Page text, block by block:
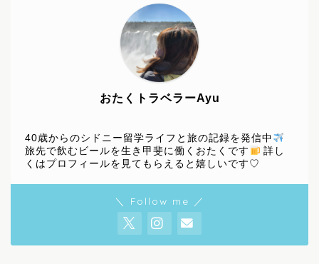
おたくトラベラーAyu
40歳からのシドニー留学ライフと旅の記録を発信中
旅先で飲むビールを生き甲斐に働くおたくです
詳し
くはプロフィールを見てもらえると嬉しいです♡
＼ Follow me ／